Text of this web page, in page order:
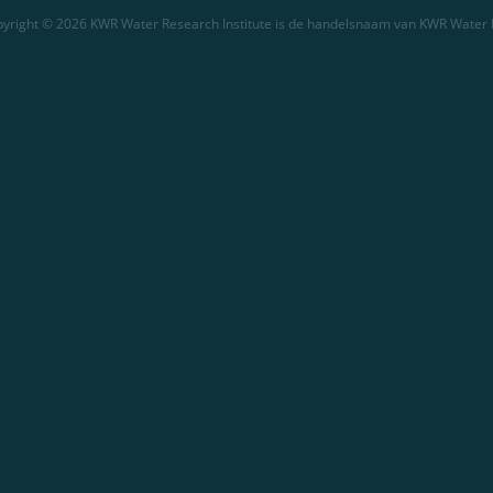
© 2026 KWR Water Research Institute is de handelsnaam van KWR Water